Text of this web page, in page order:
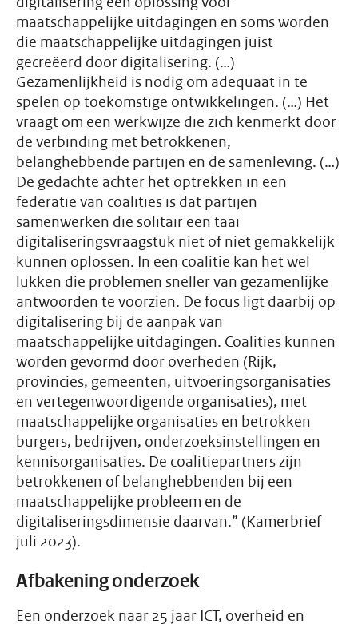
maatschappelijke uitdagingen en soms worden
die maatschappelijke uitdagingen juist
gecreëerd door digitalisering. (…)
Gezamenlijkheid is nodig om adequaat in te
spelen op toekomstige ontwikkelingen. (…) Het
vraagt om een werkwijze die zich kenmerkt door
de verbinding met betrokkenen,
belanghebbende partijen en de samenleving. (…)
De gedachte achter het optrekken in een
federatie van coalities is dat partijen
samenwerken die solitair een taai
digitaliseringsvraagstuk niet of niet gemakkelijk
kunnen oplossen. In een coalitie kan het wel
lukken die problemen sneller van gezamenlijke
antwoorden te voorzien. De focus ligt daarbij op
digitalisering bij de aanpak van
maatschappelijke uitdagingen. Coalities kunnen
worden gevormd door overheden (Rijk,
provincies, gemeenten, uitvoeringsorganisaties
en vertegenwoordigende organisaties), met
maatschappelijke organisaties en betrokken
burgers, bedrijven, onderzoeksinstellingen en
kennisorganisaties. De coalitiepartners zijn
betrokkenen of belanghebbenden bij een
maatschappelijke probleem en de
digitaliseringsdimensie daarvan.” (Kamerbrief
juli 2023).
Afbakening onderzoek
Een onderzoek naar 25 jaar ICT, overheid en